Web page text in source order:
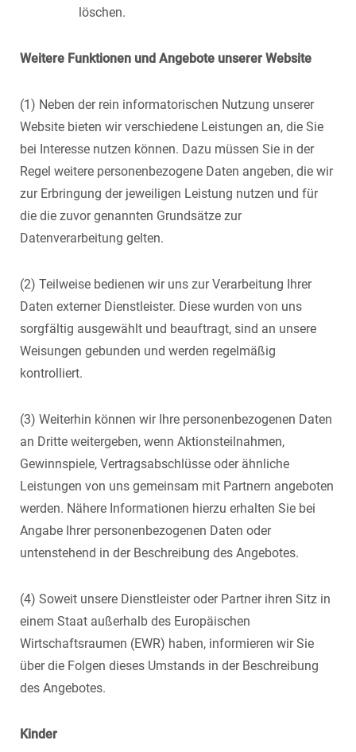
löschen.
Weitere Funktionen und Angebote unserer Website
(1) Neben der rein informatorischen Nutzung unserer
Website bieten wir verschiedene Leistungen an, die Sie
bei Interesse nutzen können. Dazu müssen Sie in der
Regel weitere personenbezogene Daten angeben, die wir
zur Erbringung der jeweiligen Leistung nutzen und für
die die zuvor genannten Grundsätze zur
Datenverarbeitung gelten.
(2) Teilweise bedienen wir uns zur Verarbeitung Ihrer
Daten externer Dienstleister. Diese wurden von uns
sorgfältig ausgewählt und beauftragt, sind an unsere
Weisungen gebunden und werden regelmäßig
kontrolliert.
(3) Weiterhin können wir Ihre personenbezogenen Daten
an Dritte weitergeben, wenn Aktionsteilnahmen,
Gewinnspiele, Vertragsabschlüsse oder ähnliche
Leistungen von uns gemeinsam mit Partnern angeboten
werden. Nähere Informationen hierzu erhalten Sie bei
Angabe Ihrer personenbezogenen Daten oder
untenstehend in der Beschreibung des Angebotes.
(4) Soweit unsere Dienstleister oder Partner ihren Sitz in
einem Staat außerhalb des Europäischen
Wirtschaftsraumen (EWR) haben, informieren wir Sie
über die Folgen dieses Umstands in der Beschreibung
des Angebotes.
Kinder